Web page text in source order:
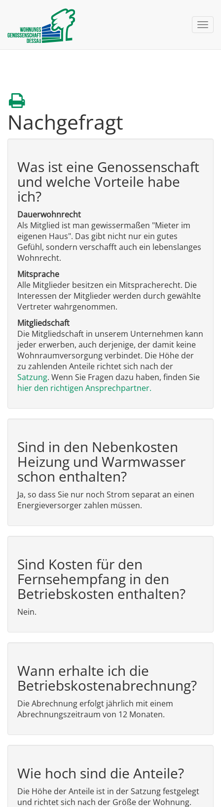
nav
Nachgefragt
Was ist eine Genossenschaft
und welche Vorteile habe
ich?
Dauerwohnrecht
Als Mitglied ist man gewissermaßen "Mieter im
eigenen Haus". Das gibt nicht nur ein gutes
Gefühl, sondern verschafft auch ein lebenslanges
Wohnrecht.
Mitsprache
Alle Mitglieder besitzen ein Mitspracherecht. Die
Interessen der Mitglieder werden durch gewählte
Vertreter wahrgenommen.
Mitgliedschaft
Die Mitgliedschaft in unserem Unternehmen kann
jeder erwerben, auch derjenige, der damit keine
Wohnraumversorgung verbindet. Die Höhe der
zu zahlenden Anteile richtet sich nach der
Satzung. Wenn Sie Fragen dazu haben, finden Sie
hier den richtigen Ansprechpartner.
Sind in den Nebenkosten
Heizung und Warmwasser
schon enthalten?
Ja, so dass Sie nur noch Strom separat an einen
Energieversorger zahlen müssen.
Sind Kosten für den
Fernsehempfang in den
Betriebskosten enthalten?
Nein.
Wann erhalte ich die
Betriebskostenabrechnung?
Die Abrechnung erfolgt jährlich mit einem
Abrechnungszeitraum von 12 Monaten.
Wie hoch sind die Anteile?
Die Höhe der Anteile ist in der Satzung festgelegt
und richtet sich nach der Größe der Wohnung.